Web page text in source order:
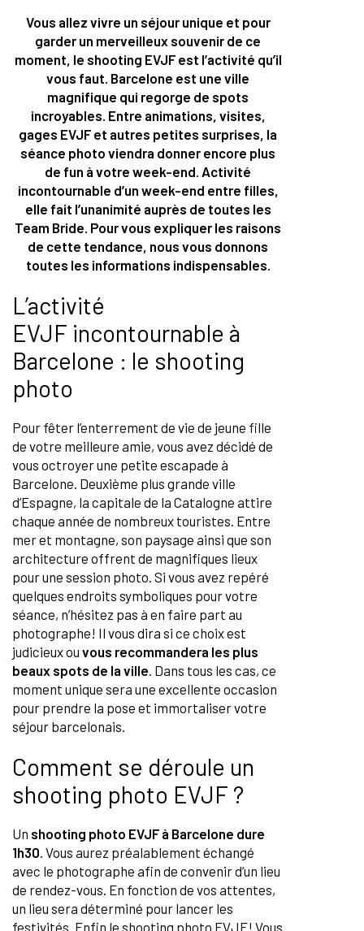
Vous allez vivre un séjour unique et pour
garder un merveilleux souvenir de ce
moment, le shooting EVJF est l’activité qu’il
vous faut. Barcelone est une ville
magnifique qui regorge de spots
incroyables. Entre animations, visites,
gages EVJF et autres petites surprises, la
séance photo viendra donner encore plus
de fun à votre week-end. Activité
incontournable d’un week-end entre filles,
elle fait l’unanimité auprès de toutes les
Team Bride. Pour vous expliquer les raisons
de cette tendance, nous vous donnons
toutes les informations indispensables.
L’activité
EVJF incontournable à
Barcelone : le shooting
photo
Pour fêter l’enterrement de vie de jeune fille
de votre meilleure amie, vous avez décidé de
vous octroyer une petite escapade à
Barcelone. Deuxième plus grande ville
d’Espagne, la capitale de la Catalogne attire
chaque année de nombreux touristes. Entre
mer et montagne, son paysage ainsi que son
architecture offrent de magnifiques lieux
pour une session photo. Si vous avez repéré
quelques endroits symboliques pour votre
séance, n’hésitez pas à en faire part au
photographe! Il vous dira si ce choix est
judicieux ou vous recommandera les plus
beaux spots de la ville. Dans tous les cas, ce
moment unique sera une excellente occasion
pour prendre la pose et immortaliser votre
séjour barcelonais.
Comment se déroule un
shooting photo EVJF ?
Un shooting photo EVJF à Barcelone dure
1h30. Vous aurez préalablement échangé
avec le photographe afin de convenir d’un lieu
de rendez-vous. En fonction de vos attentes,
un lieu sera déterminé pour lancer les
festivités. Enfin le shooting photo EVJF! Vous